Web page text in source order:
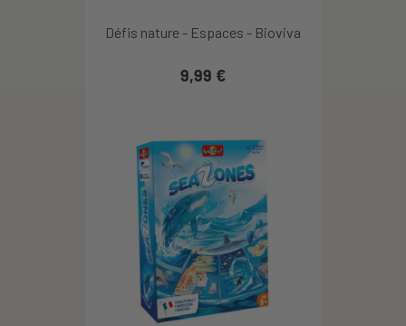
Défis nature - Espaces - Bioviva
9,99 €